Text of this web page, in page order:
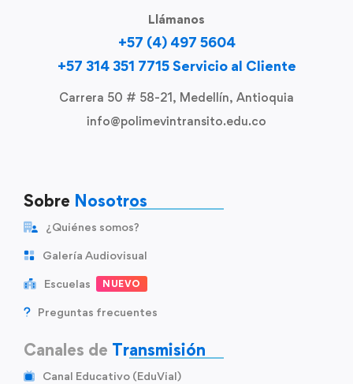
Llámanos
+57 (4) 497 5604
+57 314 351 7715 Servicio al Cliente
Carrera 50 # 58-21, Medellín, Antioquia
info@polimevintransito.edu.co
Sobre Nosotros
¿Quiénes somos?
Galería Audiovisual
Escuelas NUEVO
Preguntas frecuentes
Canales de Transmisión
Canal Educativo (EduVial)